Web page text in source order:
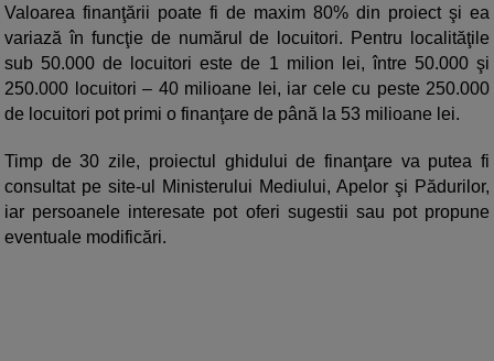
Valoarea finanţării poate fi de maxim 80% din proiect şi ea
variază în funcţie de numărul de locuitori. Pentru localităţile
sub 50.000 de locuitori este de 1 milion lei, între 50.000 şi
250.000 locuitori – 40 milioane lei, iar cele cu peste 250.000
de locuitori pot primi o finanţare de până la 53 milioane lei.
Timp de 30 zile, proiectul ghidului de finanţare va putea fi
consultat pe site-ul Ministerului Mediului, Apelor şi Pădurilor,
iar persoanele interesate pot oferi sugestii sau pot propune
eventuale modificări.